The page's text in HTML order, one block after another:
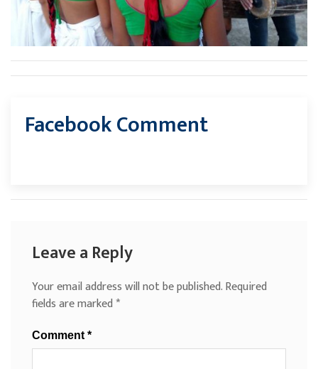
Facebook Comment
Leave a Reply
Your email address will not be published.Required
fields are marked*
Comment *